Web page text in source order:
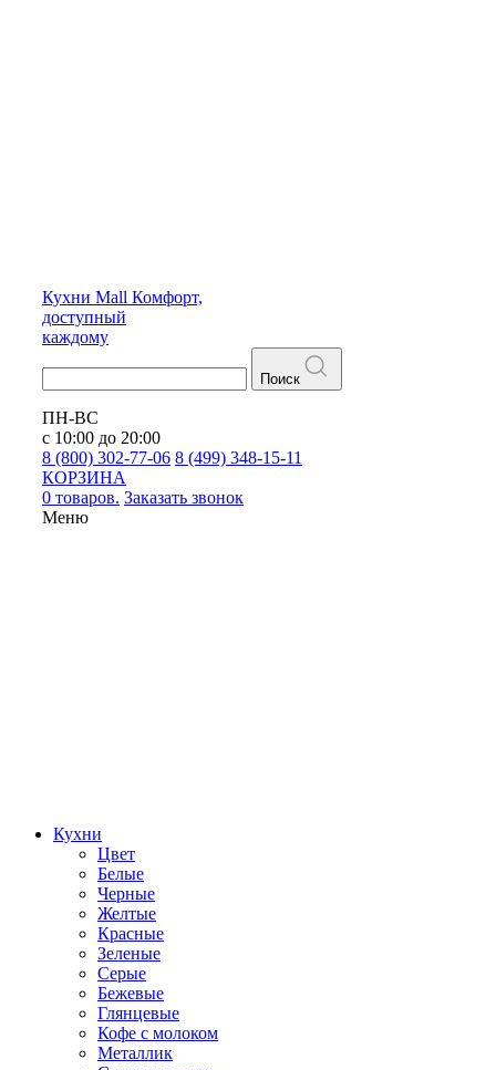
Кухни Mall Комфорт,
доступный
каждому
Поиск
ПН-ВС
с 10:00 до 20:00
8 (800) 302-77-06 8 (499) 348-15-11
КОРЗИНА
0 товаров. Заказать звонок
Меню
Кухни
Цвет
Белые
Черные
Желтые
Красные
Зеленые
Серые
Бежевые
Глянцевые
Кофе с молоком
Металлик